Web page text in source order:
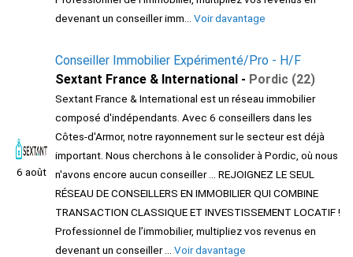
devenant un conseiller imm... Voir davantage
6 août
Conseiller Immobilier Expérimenté/Pro - H/F
Sextant France & International - Pordic (22)
Sextant France & International est un réseau immobilier
composé d'indépendants. Avec 6 conseillers dans les
Côtes-d'Armor, notre rayonnement sur le secteur est déjà
important. Nous cherchons à le consolider à Pordic, où nous
n'avons encore aucun conseiller ... REJOIGNEZ LE SEUL
RÉSEAU DE CONSEILLERS EN IMMOBILIER QUI COMBINE
TRANSACTION CLASSIQUE ET INVESTISSEMENT LOCATIF !
Professionnel de l’immobilier, multipliez vos revenus en
devenant un conseiller ... Voir davantage